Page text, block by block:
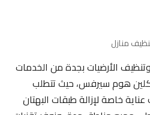
منازل
الأرضيات بجدة من الخدمات
هوم سيرفس، حيث تتطلب
خاصة لإزالة طبقات البهتان